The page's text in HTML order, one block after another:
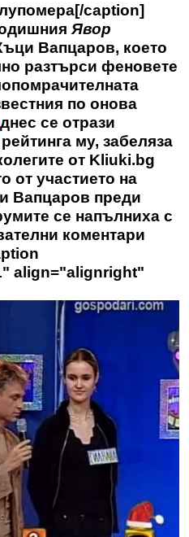
caption]
Явор
Вапцаров, което
разтърси феновете
по онова
днес се отрази
му, забеляза
от Kliuki.bg
от участието на
Вапцаров преди
се напълниха с
коментари
align="alignright"